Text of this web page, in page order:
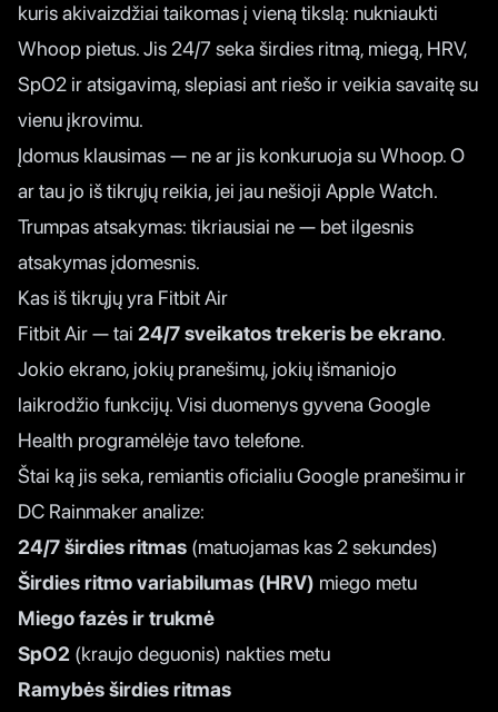
kuris akivaizdžiai taikomas į vieną tikslą: nukniaukti
Whoop pietus. Jis 24/7 seka širdies ritmą, miegą, HRV,
SpO2 ir atsigavimą, slepiasi ant riešo ir veikia savaitę su
vienu įkrovimu.
Įdomus klausimas — ne ar jis konkuruoja su Whoop. O
ar tau jo iš tikrųjų reikia, jei jau nešioji Apple Watch.
Trumpas atsakymas: tikriausiai ne — bet ilgesnis
atsakymas įdomesnis.
Kas iš tikrųjų yra Fitbit Air
Fitbit Air — tai 24/7 sveikatos trekeris be ekrano.
Jokio ekrano, jokių pranešimų, jokių išmaniojo
laikrodžio funkcijų. Visi duomenys gyvena Google
Health programėlėje tavo telefone.
Štai ką jis seka, remiantisoficialiu Google pranešimu ir
DC Rainmaker analize:
24/7 širdies ritmas (matuojamas kas 2 sekundes)
Širdies ritmo variabilumas (HRV) miego metu
Miego fazės ir trukmė
SpO2 (kraujo deguonis) nakties metu
Ramybės širdies ritmas